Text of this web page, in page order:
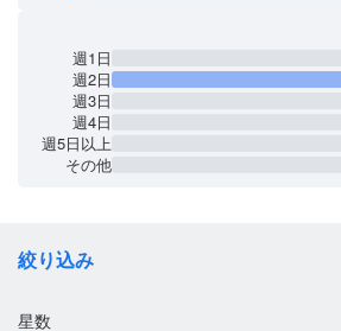
週1日
週2日
週3日
週4日
週5日以上
その他
絞り込み
星数